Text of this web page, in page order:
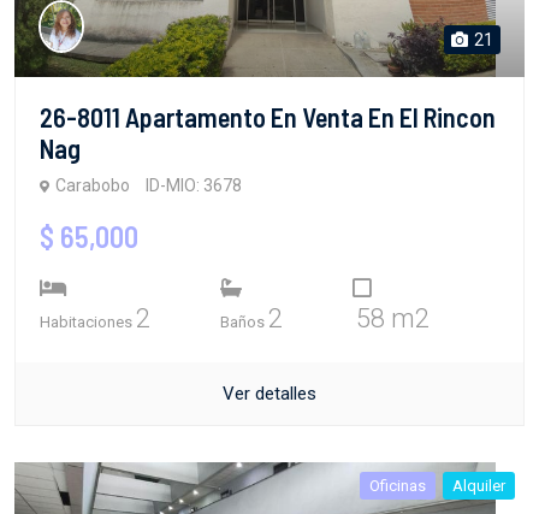
21
26-8011 Apartamento En Venta En El Rincon
Nag
Carabobo ID-MIO: 3678
$ 65,000
Habitaciones 2 Baños 2 58 m2
Ver detalles
Oficinas Alquiler